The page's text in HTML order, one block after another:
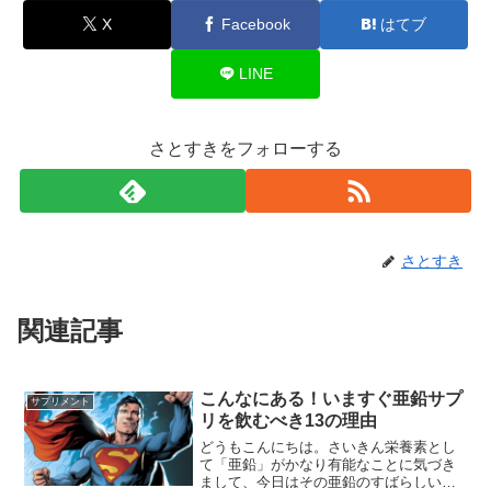
X Facebook はてブ
LINE
さとすきをフォローする
さとすき
関連記事
サプリメント
こんなにある！いますぐ亜鉛サプ
リを飲むべき13の理由
どうもこんにちは。さいきん栄養素とし
て「亜鉛」がかなり有能なことに気づき
まして、今日はその亜鉛のすばらしいさ